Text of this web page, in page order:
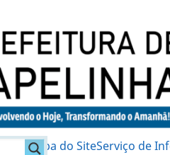
Mapa do SiteServiço de